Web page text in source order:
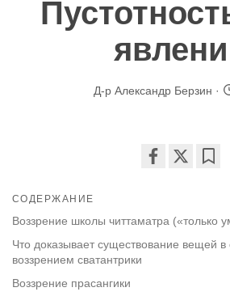
Д-р Александр Берзин
facebook
СОДЕРЖАНИЕ
Воззрение школы читтаматра («только
Что доказывает существование вещей в
воззрением сватантрики
Воззрение прасангики